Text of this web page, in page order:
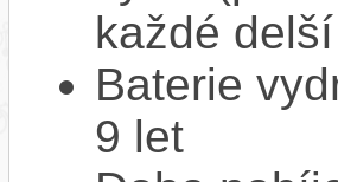
každé
Baterie
9 let